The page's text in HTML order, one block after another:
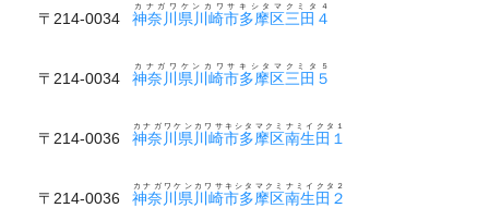
〒214-0034 神奈川県川崎市多摩区三田４
カナガワケンカワサキシタマクミタ４
〒214-0034 神奈川県川崎市多摩区三田５
カナガワケンカワサキシタマクミタ５
〒214-0036 神奈川県川崎市多摩区南生田１
カナガワケンカワサキシタマクミナミイクタ１
〒214-0036 神奈川県川崎市多摩区南生田２
カナガワケンカワサキシタマクミナミイクタ２